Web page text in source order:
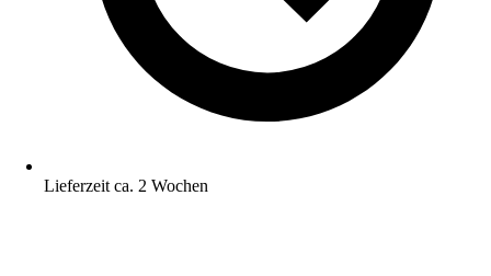
Lieferzeit ca. 2 Wochen